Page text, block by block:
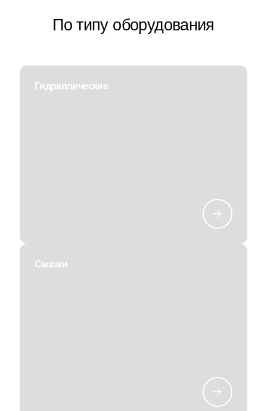
По типу оборудования
Гидравлические
Cмазки